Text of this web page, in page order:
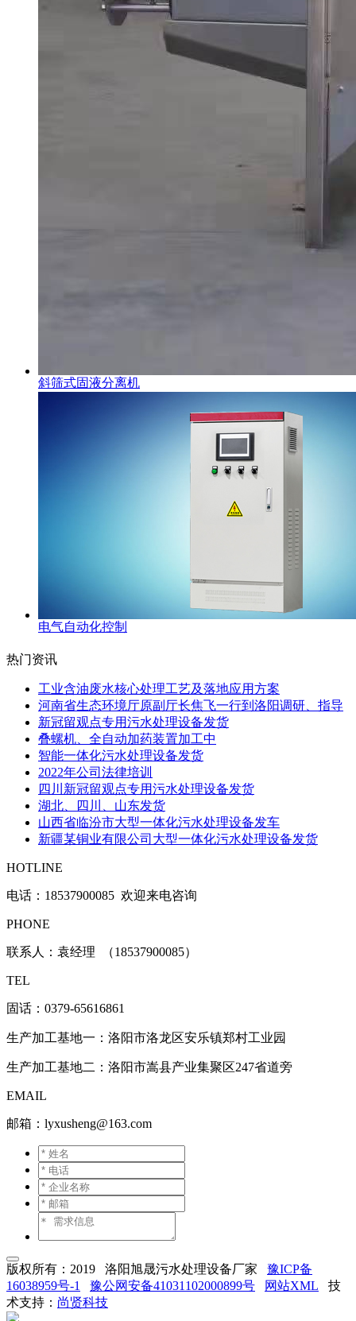
斜筛式固液分离机
电气自动化控制
热门资讯
工业含油废水核心处理工艺及落地应用方案
河南省生态环境厅原副厅长焦飞一行到洛阳调研、指导
新冠留观点专用污水处理设备发货
叠螺机、全自动加药装置加工中
智能一体化污水处理设备发货
2022年公司法律培训
四川新冠留观点专用污水处理设备发货
湖北、四川、山东发货
山西省临汾市大型一体化污水处理设备发车
新疆某铜业有限公司大型一体化污水处理设备发货
HOTLINE
电话： 18537900085 欢迎来电咨询
PHONE
联系人：袁经理 （18537900085）
TEL
固话：0379-65616861
生产加工基地一：洛阳市洛龙区安乐镇郑村工业园
生产加工基地二：洛阳市嵩县产业集聚区247省道旁
EMAIL
邮箱：lyxusheng@163.com
版权所有：2019 洛阳旭晟污水处理设备厂家 豫ICP备
16038959号-1
豫公网安备41031102000899号 网站XML 技
术支持： 尚贤科技